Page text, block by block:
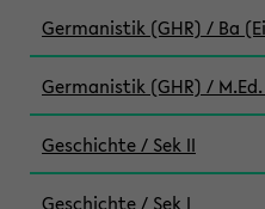
Germanistik (GHR) / Ba
Germanistik (GHR) /
Geschichte / Sek II
Geschichte / Sek I